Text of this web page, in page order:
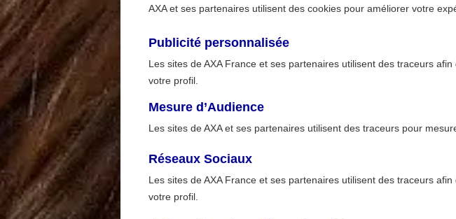
Accueil
AXA et ses partenaires utilisent des cookies pour améliorer votre
Publicité personnalisée
Les sites de AXA France et ses partenaires utilisent des traceurs
votre profil.
Mesure d’Audience
Les sites de AXA et ses partenaires utilisent des traceurs pour
Réseaux Sociaux
Les sites de AXA France et ses partenaires utilisent des traceurs
votre profil.